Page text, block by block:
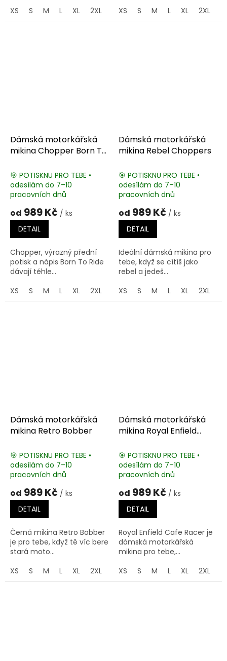
XS S M L XL 2XL 3XL 4XL 5XL
XS S M L XL 2XL
Dámská motorkářská
mikina Chopper Born To
🎯 POTISKNU PRO TEBE •
odesílám do 7–10
pracovních dnů
od 989 Kč / ks
DETAIL
Chopper, výrazný přední
potisk a nápis Born To Ride
dávají téhle...
XS
S M L XL 2XL 3XL 4XL 5XL
Dámská motorkářská
mikina Rebel Choppers
🎯 POTISKNU PRO TEBE •
odesílám do 7–10
pracovních dnů
od 989 Kč / ks
DETAIL
Ideální dámská mikina pro
tebe, když se cítíš jako
rebel a jedeš...
XS
S M L XL 2XL
Dámská motorkářská
mikina Retro Bobber
🎯 POTISKNU PRO TEBE •
odesílám do 7–10
pracovních dnů
od 989 Kč / ks
DETAIL
Černá mikina Retro Bobber
je pro tebe, když tě víc bere
stará moto...
XS
S M L XL 2XL 3XL 4XL 5XL
Dámská motorkářská
mikina Royal Enfield
🎯 POTISKNU PRO TEBE •
odesílám do 7–10
pracovních dnů
od 989 Kč / ks
DETAIL
Royal Enfield Cafe Racer je
dámská motorkářská
mikina pro tebe,...
XS
S M L XL 2XL